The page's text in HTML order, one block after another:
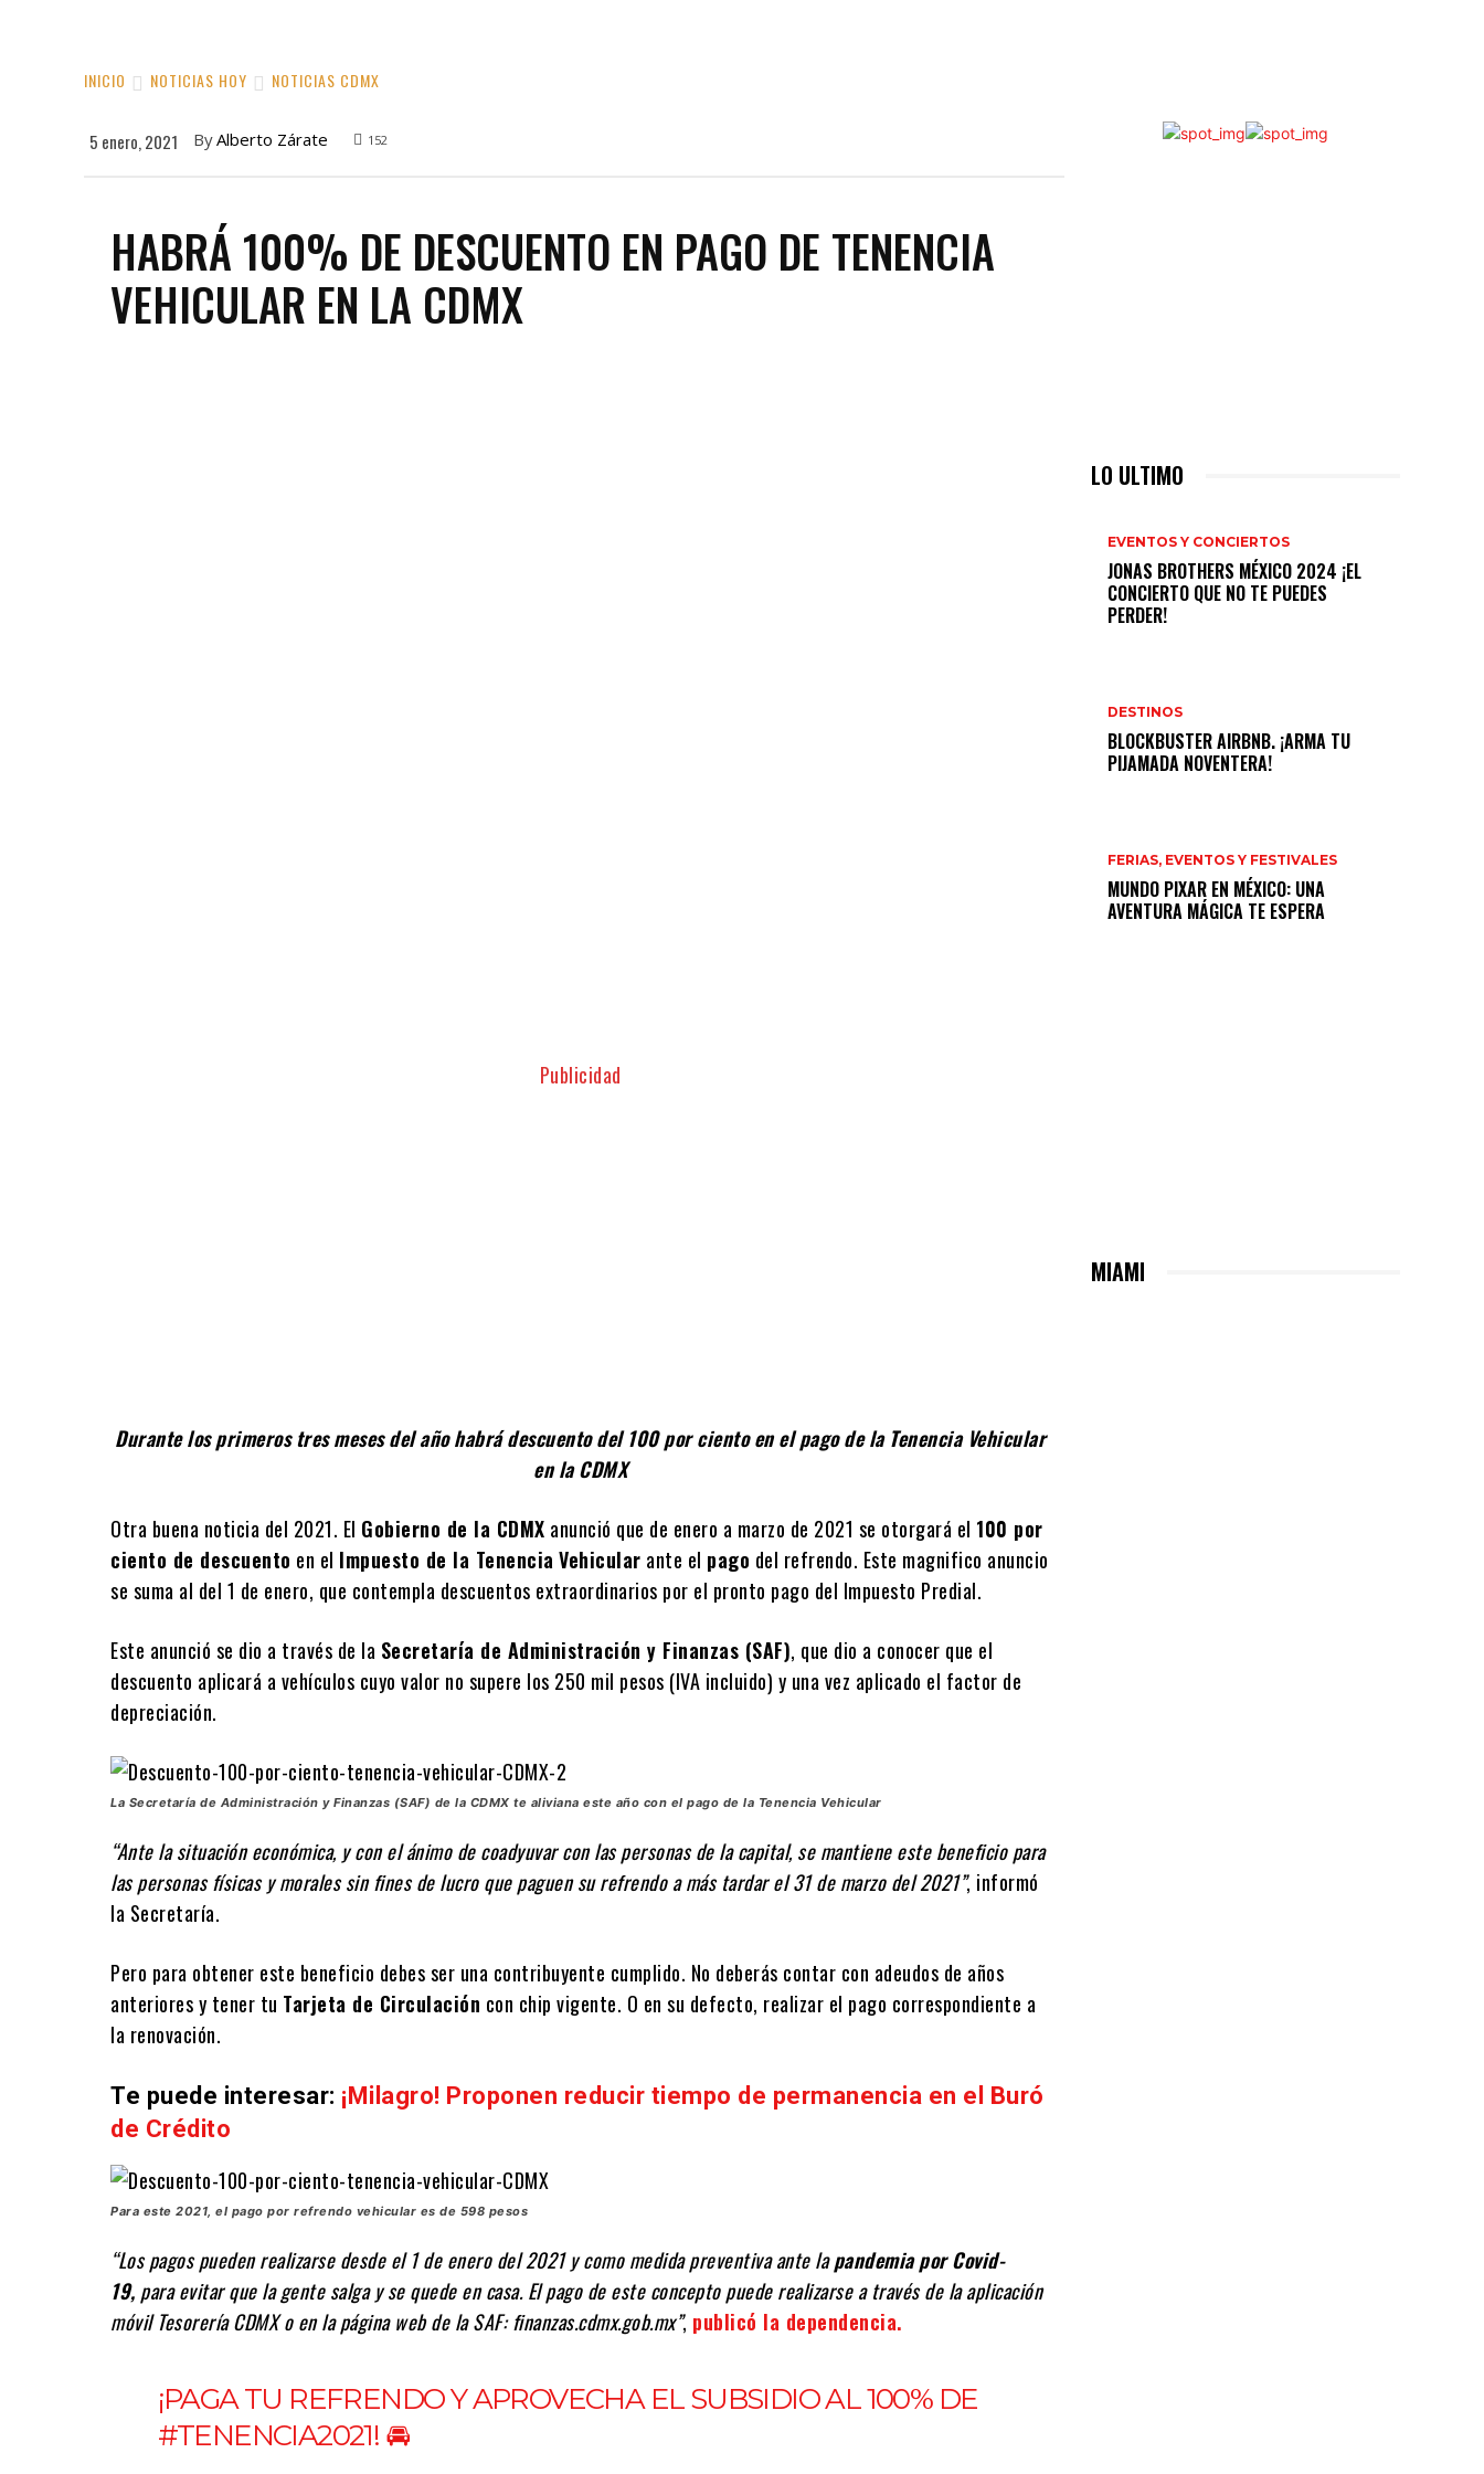
INICIO NOTICIAS HOY NOTICIAS CDMX
5 enero, 2021 ByAlberto Zárate 152
HABRÁ 100% DE DESCUENTO EN PAGO DE TENENCIA
VEHICULAR EN LA CDMX
Publicidad
Durante los primeros tres meses del año habrá descuento del 100 por ciento en el pago de la Tenencia Vehicular
en la CDMX
Otra buena noticia del 2021. El Gobierno de la CDMX anunció que de enero a marzo de 2021 se otorgará el 100 por
ciento de descuento en el Impuesto de la Tenencia Vehicular ante el pago del refrendo. Este magnifico anuncio
se suma al del 1 de enero, que contempla descuentos extraordinarios por el pronto pago del Impuesto Predial.
Este anunció se dio a través de la Secretaría de Administración y Finanzas (SAF), que dio a conocer que el
descuento aplicará a vehículos cuyo valor no supere los 250 mil pesos (IVA incluido) y una vez aplicado el factor de
depreciación.
La Secretaría de Administración y Finanzas (SAF) de la CDMX te aliviana este año con el pago de la Tenencia Vehicular
“Ante la situación económica, y con el ánimo de coadyuvar con las personas de la capital, se mantiene este beneficio para
las personas físicas y morales sin fines de lucro que paguen su refrendo a más tardar el 31 de marzo del 2021”, informó
la Secretaría.
Pero para obtener este beneficio debes ser una contribuyente cumplido. No deberás contar con adeudos de años
anteriores y tener tu Tarjeta de Circulación con chip vigente. O en su defecto, realizar el pago correspondiente a
la renovación.
Te puede interesar: ¡Milagro! Proponen reducir tiempo de permanencia en el Buró
de Crédito
Para este 2021, el pago por refrendo vehicular es de 598 pesos
“Los pagos pueden realizarse desde el 1 de enero del 2021 y como medida preventiva ante lapandemia por Covid-
19, para evitar que la gente salga y se quede en casa. El pago de este concepto puede realizarse a través de la aplicación
móvil Tesorería CDMX o en la página web de la SAF: finanzas.cdmx.gob.mx”, publicó la dependencia.
¡PAGA TU REFRENDO Y APROVECHA EL SUBSIDIO AL 100% DE
#TENENCIA2021! 🚘
LO ULTIMO
EVENTOS Y CONCIERTOS
JONAS BROTHERS MÉXICO 2024 ¡EL
CONCIERTO QUE NO TE PUEDES
PERDER!
DESTINOS
BLOCKBUSTER AIRBNB. ¡ARMA TU
PIJAMADA NOVENTERA!
FERIAS, EVENTOS Y FESTIVALES
MUNDO PIXAR EN MÉXICO: UNA
AVENTURA MÁGICA TE ESPERA
MIAMI